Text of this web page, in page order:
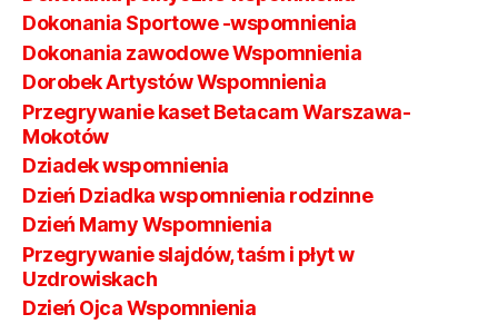
Dokonania Sportowe -wspomnienia
Dokonania zawodowe Wspomnienia
Dorobek Artystów Wspomnienia
Przegrywanie kaset Betacam Warszawa-
Mokotów
Dziadek wspomnienia
Dzień Dziadka wspomnienia rodzinne
Dzień Mamy Wspomnienia
Przegrywanie slajdów, taśm i płyt w
Uzdrowiskach
Dzień Ojca Wspomnienia